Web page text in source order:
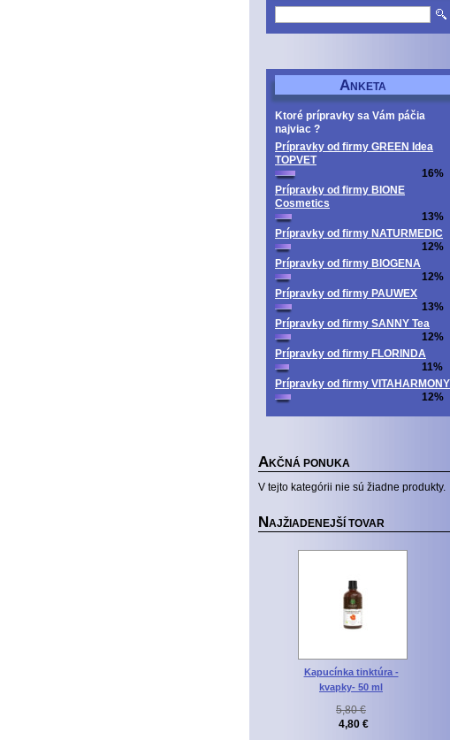
ANKETA
Ktoré prípravky sa Vám páčia
najviac ?
Prípravky od firmy GREEN Idea
TOPVET
16%
Prípravky od firmy BIONE
Cosmetics
13%
Prípravky od firmy NATURMEDIC
12%
Prípravky od firmy BIOGENA
12%
Prípravky od firmy PAUWEX
13%
Prípravky od firmy SANNY Tea
12%
Prípravky od firmy FLORINDA
11%
Prípravky od firmy VITAHARMONY
12%
AKČNÁ PONUKA
V tejto kategórii nie sú žiadne produkty.
NAJŽIADENEJŠÍ TOVAR
Kapucínka tinktúra -
kvapky- 50 ml
5,80 €
4,80 €